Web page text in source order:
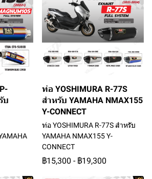
บ
ท่อ YOSHIMURA R-77S
สำหรับ YAMAHA NMAX155
Y-CONNECT
ท่อ YOSHIMURA R-77S สำหรับ
YAMAHA NMAX155 Y-
CONNECT
฿15,300 - ฿19,300